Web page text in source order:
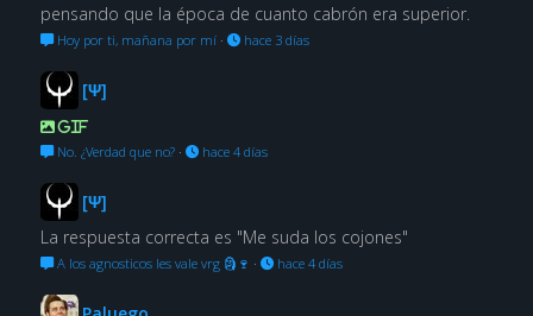
pensando que la época de cuanto cabrón era superior.
Hoy por ti, mañana por mí· hace 3 días
[Ψ]
GIF
No. ¿Verdad que no?· hace 4 días
[Ψ]
La respuesta correcta es "Me suda los cojones"
A los agnosticos les vale vrg 🗿🍷 · hace 4 días